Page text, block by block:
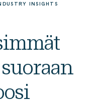
INSIGHTS